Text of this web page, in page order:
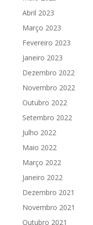
Abril 2023
Março 2023
Fevereiro 2023
Janeiro 2023
Dezembro 2022
Novembro 2022
Outubro 2022
Setembro 2022
Julho 2022
Maio 2022
Março 2022
Janeiro 2022
Dezembro 2021
Novembro 2021
Outubro 2021